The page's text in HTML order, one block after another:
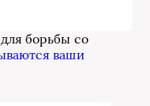
борьбы со
ваши